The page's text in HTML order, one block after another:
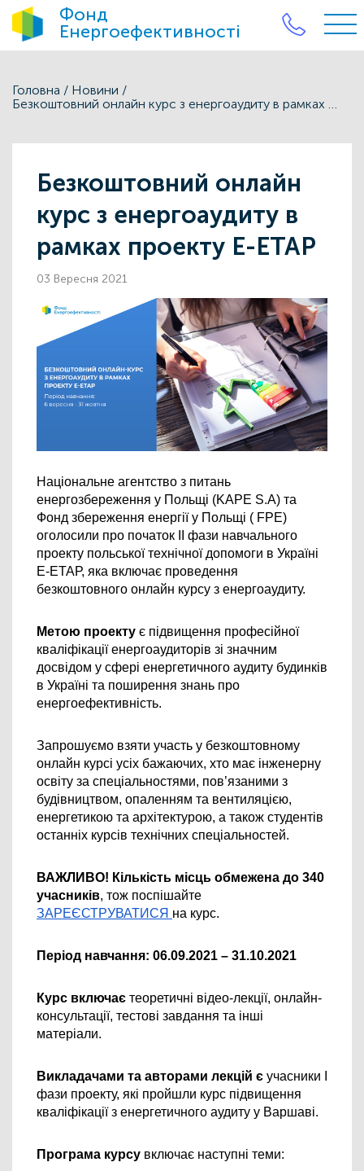
Фонд
Енергоефективності
Головна / Новини /
Безкоштовний онлайн курс з енергоаудиту в рамках проекту E-ETAP
Безкоштовний онлайн
курс з енергоаудиту в
рамках проекту E-ETAP
03 Вересня 2021
Національне агентство з питань
енергозбереження у Польщі (KAPE S.A) та
Фонд збереження енергії у Польщі ( FPE)
оголосили про початок ІІ фази навчального
проекту польської технічної допомоги в Україні
Е-ЕТАР, яка включає проведення
безкоштовного онлайн курсу з енергоаудиту.
Метою проекту є підвищення професійної
кваліфікації енергоаудиторів зі значним
досвідом у сфері енергетичного аудиту будинків
в Україні та поширення знань про
енергоефективність.
Запрошуємо взяти участь у безкоштовному
онлайн курсі усіх бажаючих, хто має інженерну
освіту за спеціальностями, пов’язаними з
будівництвом, опаленням та вентиляцією,
енергетикою та архітектурою, а також студентів
останніх курсів технічних спеціальностей.
ВАЖЛИВО! Кількість місць обмежена до 340
учасників
ЗАРЕЄСТРУВАТИСЯ на курс.
Період навчання: 06.09.2021 – 31.10.2021
Курс включає теоретичні відео-лекції, онлайн-
консультації, тестові завдання та інші
матеріали.
Викладачами та авторами лекцій є учасники І
фази проекту, які пройшли курс підвищення
кваліфікації з енергетичного аудиту у Варшаві.
Програма курсу включає наступні теми: